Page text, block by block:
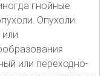
гнойные
Опухоли
или переходно-